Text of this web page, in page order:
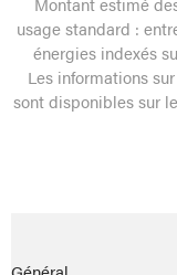
usage standard :
énergies indexés
Les informations
sont disponibles sur